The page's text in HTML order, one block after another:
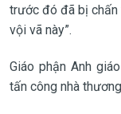
trước đó đã bị
vội vã này”.
Giáo phận Anh
tấn công nhà